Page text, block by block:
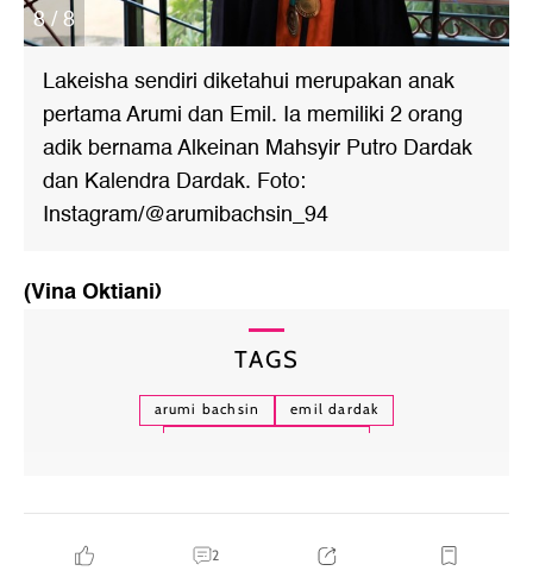
8 / 8
Lakeisha sendiri diketahui merupakan anak
pertama Arumi dan Emil. Ia memiliki 2 orang
adik bernama Alkeinan Mahsyir Putro Dardak
dan Kalendra Dardak. Foto:
Instagram/@arumibachsin_94
(Vina Oktiani)
TAGS
arumi bachsin
emil dardak
2